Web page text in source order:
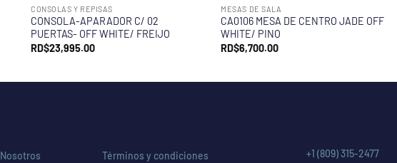
CONSOLAS Y REPISAS
CONSOLA-APARADOR C/ 02
PUERTAS- OFF WHITE/ FREIJO
RD$23,995.00
MESAS DE SALA
CA0106 MESA DE CENTRO JADE OFF
WHITE/ PINO
RD$6,700.00
Nosotros
Términos y condiciones
+1 (809) 315-2477